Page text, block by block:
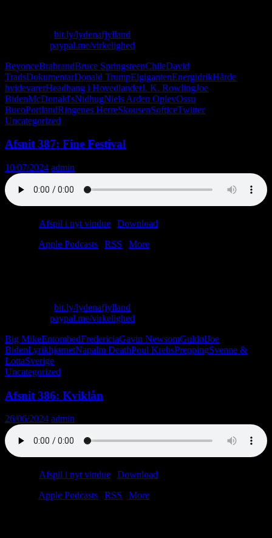
bit.ly/lydenafjylland
paypal.me/virkelighed
BeyonceBrabrandBruce SpringsteenChileDavid
TradsDokumentarDonald TrumpElgigantenEnergidrikHårde
hvidevarerHeadbang i HovedlandetJ. K. RowlingJoe
BidenMcDonald'sNidhugNiels Arden OplevOssu
BucoPortlandRingenes HerreSkousenSofticeTwitter
Uncategorized
Afsnit 387: Fine Festival
10/07/2024 admin
Afspil i nyt vindue Download
Apple Podcasts RSS
More
bit.ly/lydenafjylland
paypal.me/virkelighed
Big MikeEntombedFredericiaGavin NewsomGuldølJoe
BidenLyrikhjørnetNapalm DeathPoul KrebsPreppingSvenne &
LottaSverige
Uncategorized
Afsnit 386: Kviklån
26/06/2024 admin
Afspil i nyt vindue Download
Apple Podcasts RSS
More